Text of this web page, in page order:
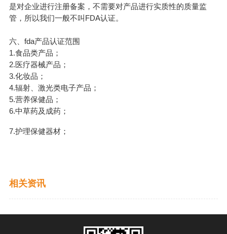
是对企业进行注册备案，不需要对产品进行实质性的质量监
管，所以我们一般不叫FDA认证。
六、fda产品认证范围
1.食品类产品；
2.医疗器械产品；
3.化妆品；
4.辐射、激光类电子产品；
5.营养保健品；
6.中草药及成药；
7.护理保健器材；
相关资讯